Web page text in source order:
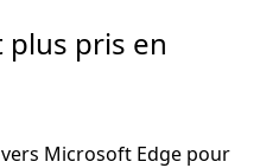
plus pris en
Microsoft Edge pour